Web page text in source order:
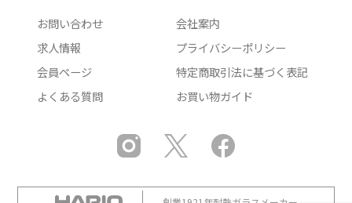
お問い合わせ
会社案内
求人情報
プライバシーポリシー
会員ページ
特定商取引法に基づく表記
よくある質問
お買い物ガイド